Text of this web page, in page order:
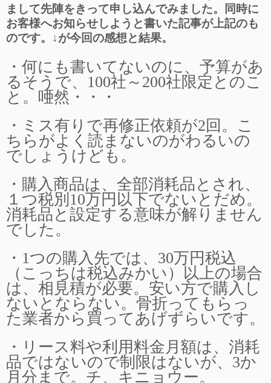
サービス等ツール利用料（例：コミュニケ...
まして先陣をきって申し込んでみました。同時に
お客様へお知らせしようと書いた記事が上記のも
のです。↓が今回の感想と結果。
・何にも書いてないのに、予算があ
るそうで、100社～200社限定とのこ
と。唖然・・・
・ミス有りで再修正依頼が2回。こ
ちらがよく読まないのがわるいの
でしょうけども。
・購入商品は、全部消耗品とされ、
１つ税別10万円以下でないとだめ。
消耗品と設定する意味が解りません
でした。
・1つの購入先では、30万円税込
（こっちは税込みかい）以上の場合
は、相見積が必要。安い方で購入し
ないとならない。骨折ってもらっ
た業者から買ってあげずらいです。
・リース料や利用料金月額は、消耗
品ではないので制限はないが、3か
月分まで。チ、キニョウー。